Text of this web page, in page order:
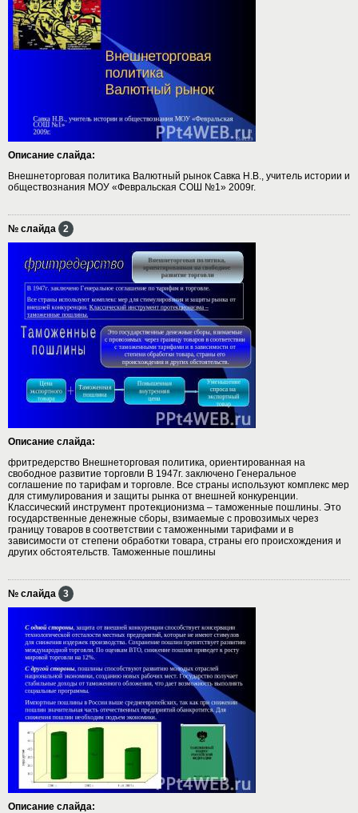
Описание слайда:
Внешнеторговая политика Валютный рынок Савка Н.В., учитель истории и
обществознания МОУ «Февральская СОШ №1» 2009г.
№ слайда 2
Описание слайда:
фритредерство Внешнеторговая политика, ориентированная на
свободное развитие торговли В 1947г. заключено Генеральное
соглашение по тарифам и торговле. Все страны используют комплекс мер
для стимулирования и защиты рынка от внешней конкуренции.
Классический инструмент протекционизма – таможенные пошлины. Это
государственные денежные сборы, взимаемые с провозимых через
границу товаров в соответствии с таможенными тарифами и в
зависимости от степени обработки товара, страны его происхождения и
других обстоятельств. Таможенные пошлины
№ слайда 3
Описание слайда: